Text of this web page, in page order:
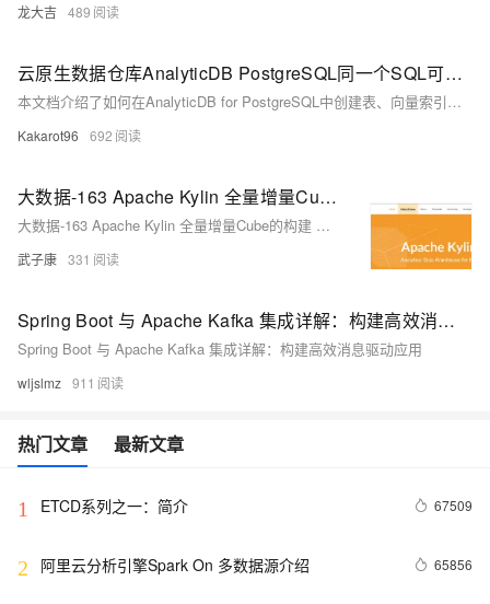
龙大吉 489
云原生数据仓库AnalyticDB PostgreSQL同一个SQL可以实现向量索引、全文索引GIN、普通索引BTREE混合查询，简化业务实现逻辑、提升查询性能
本文档介绍了如何在AnalyticDB for PostgreSQL中创建表、向量索引及混合检索的实现步骤。主要内容包括：创建`articles`表并设置向量存储格式，创建ANN向量索引，为表增加`username`和`time`列，建立BTREE索引和GIN全文检索索引，并展示了查询结果。参考文档提供了详细的SQL语句和配置说明。
Kakarot96 692
大数据-163 Apache Kylin 全量增量Cube的构建 手动触发合并 JDBC 操作 Scala
大数据-163 Apache Kylin 全量增量Cube的构建 手动触发合并 JDBC 操作 Scala
武子康 331
Spring Boot 与 Apache Kafka 集成详解：构建高效消息驱动应用
Spring Boot 与 Apache Kafka 集成详解：构建高效消息驱动应用
wljslmz 911
热门文章 最新文章
1 ETCD系列之一：简介 67509
2 阿里云分析引擎Spark On 多数据源介绍 65856